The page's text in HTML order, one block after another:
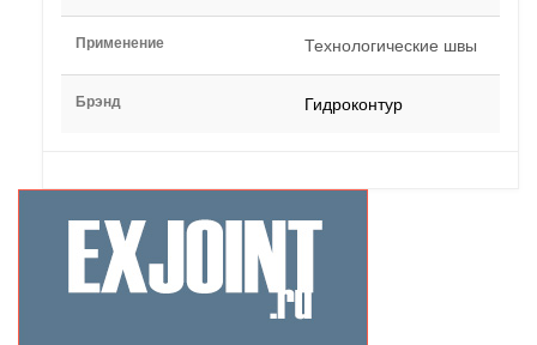
Применение Технологические швы
Брэнд Гидроконтур